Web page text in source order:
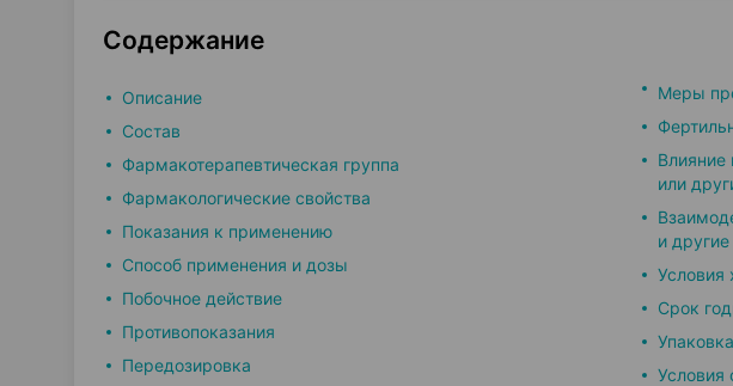
Содержание
Описание
Состав
Фармакотерапевтическая группа
Фармакологические свойства
Показания к применению
Способ применения и дозы
Побочное действие
Противопоказания
Передозировка
Меры
Влияние
или
и
Условия
Срок
Упаковка
Условия